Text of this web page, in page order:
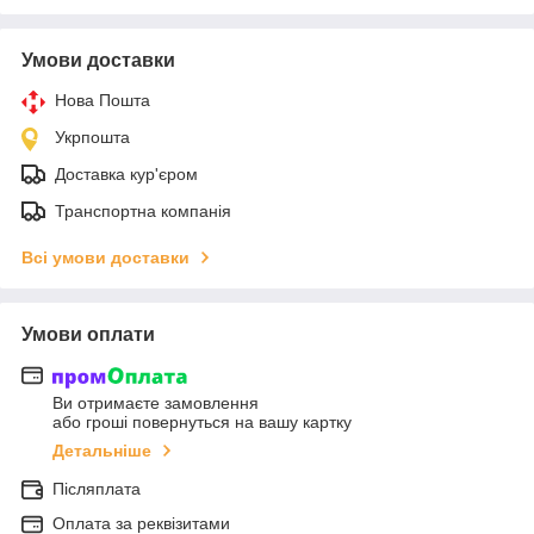
Умови доставки
Нова Пошта
Укрпошта
Доставка кур'єром
Транспортна компанія
Всі умови доставки
Умови оплати
Ви отримаєте замовлення
або гроші повернуться на вашу картку
Детальніше
Післяплата
Оплата за реквізитами